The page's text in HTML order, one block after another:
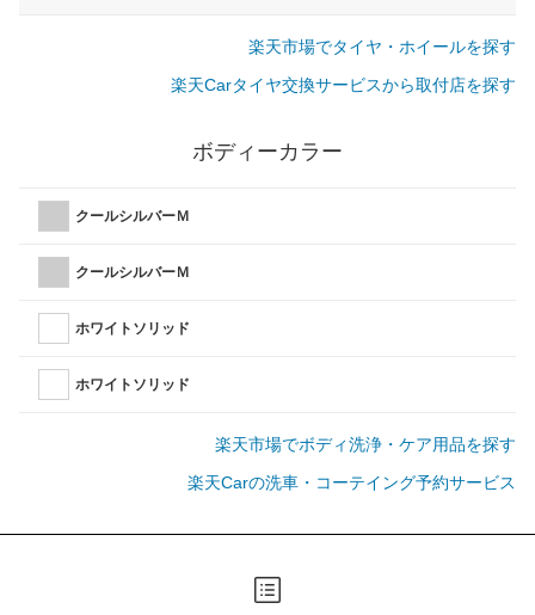
楽天市場でタイヤ・ホイールを探す
楽天Carタイヤ交換サービスから取付店を探す
ボディーカラー
クールシルバーＭ
クールシルバーＭ
ホワイトソリッド
ホワイトソリッド
楽天市場でボディ洗浄・ケア用品を探す
楽天Carの洗車・コーテイング予約サービス